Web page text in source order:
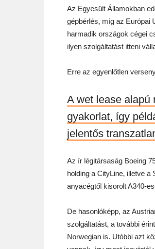
Az Egyesült Államokban
gépbérlés, míg az Európai
harmadik országok cégei
ilyen szolgáltatást itteni
Erre az egyenlőtlen
A wet lease alapú
gyakorlat, így
jelentős
Az ír légitársaság Boeing
holding a CityLine, illetve a
anyacégtől kisorolt A340-
De hasonlóképp, az
szolgáltatást, a további
Norwegian is. Utóbbi azt